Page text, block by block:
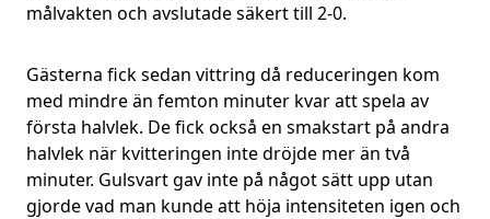
målvakten och avslutade säkert till 2-0.
Gästerna fick sedan vittring då reduceringen kom
med mindre än femton minuter kvar att spela av
första halvlek. De fick också en smakstart på andra
halvlek när kvitteringen inte dröjde mer än två
minuter. Gulsvart gav inte på något sätt upp utan
gjorde vad man kunde att höja intensiteten igen och